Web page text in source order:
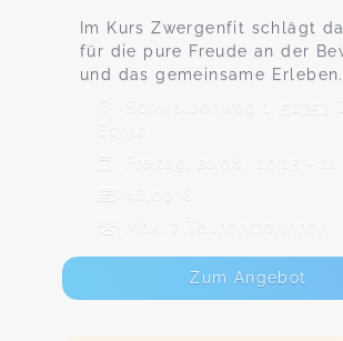
Im Kurs Zwergenfit schlägt
für die pure Freude an der
und das gemeinsame Erleben.
Schwalbenweg 1, 52353
Echtz
Freitag, 21.08., 10:15 -
46,00 €
Max. 7 TeilnehmerInnen
Zum Angebot